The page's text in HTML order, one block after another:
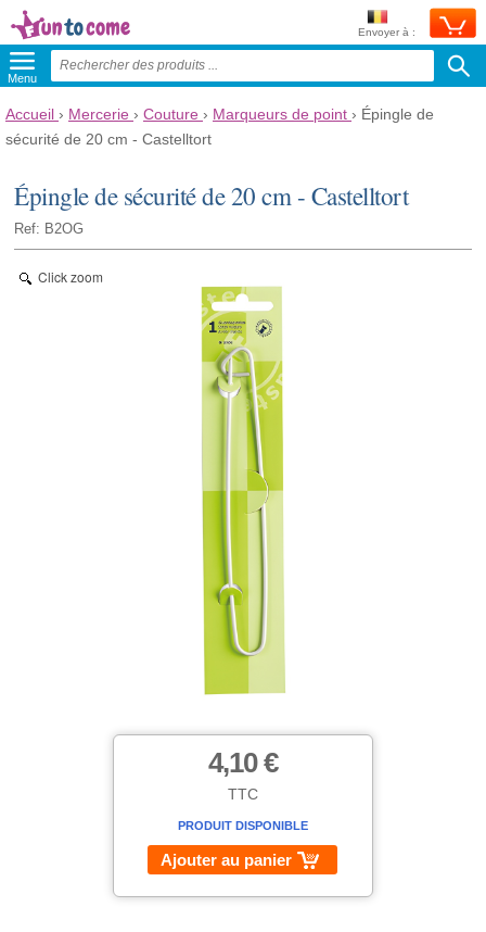
Envoyer à :
Menu
Accueil › Mercerie › Couture › Marqueurs de point › Épingle de
sécurité de 20 cm - Castelltort
Épingle de sécurité de 20 cm - Castelltort
Ref: B2OG
Click zoom
4,10 €
TTC
PRODUIT DISPONIBLE
Ajouter au panier